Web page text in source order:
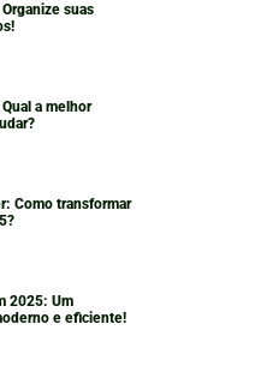
suas
a melhor
Como transformar
2025: Um
e eficiente!